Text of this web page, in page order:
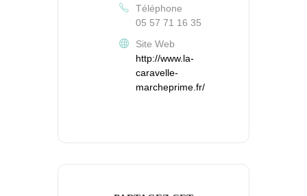
Téléphone
05 57 71 16 35
Site Web
http://www.la-
caravelle-
marcheprime.fr/